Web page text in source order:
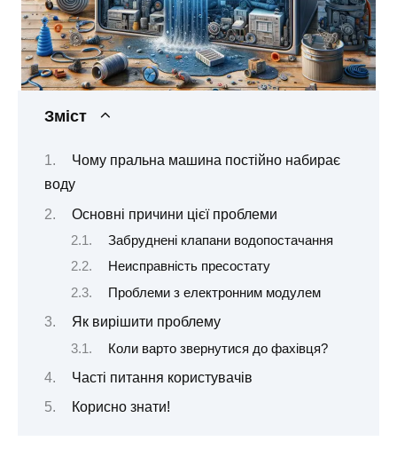
Зміст
Чому пральна машина постійно набирає
воду
Основні причини цієї проблеми
Забруднені клапани водопостачання
Неисправність пресостату
Проблеми з електронним модулем
Як вирішити проблему
Коли варто звернутися до фахівця?
Часті питання користувачів
Корисно знати!